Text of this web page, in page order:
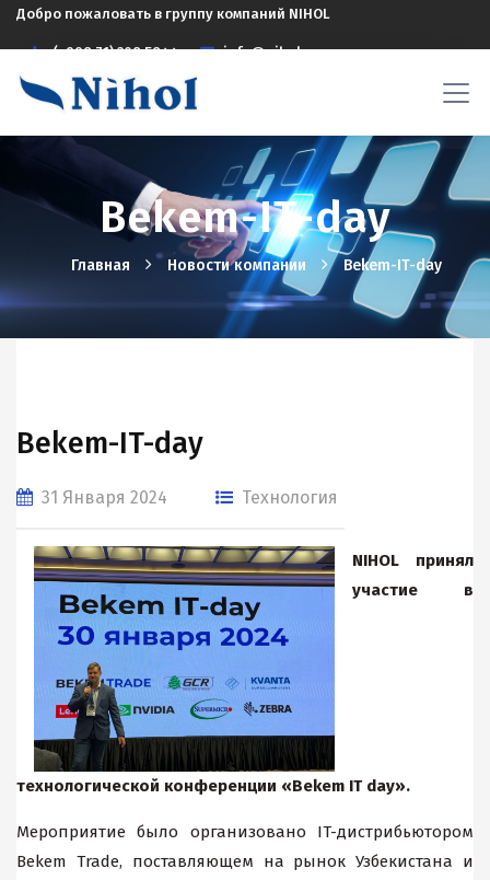
Добро пожаловать в группу компаний NIHOL
(+998 71) 208 5844 info@nihol.uz
Bekem-IT-day
Главная Новости компании Bekem-IT-day
Bekem-IT-day
31 Января 2024 Технология
NIHOL
принял
участие в
технологической конференции «Bekem IT day».
Мероприятие было организовано IT-дистрибьютором
Bekem Trade, поставляющем на рынок Узбекистана и